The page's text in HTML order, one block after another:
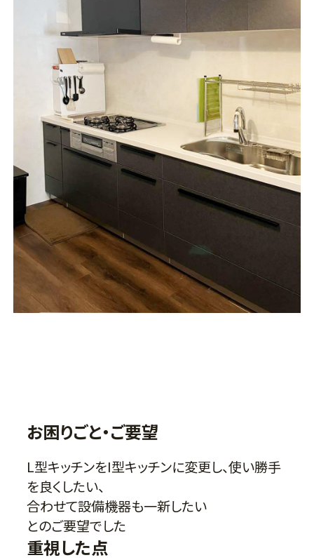
お困りごと・ご要望
L型キッチンをI型キッチンに変更し、使い勝手
を良くしたい、
合わせて設備機器も一新したい
とのご要望でした
重視した点